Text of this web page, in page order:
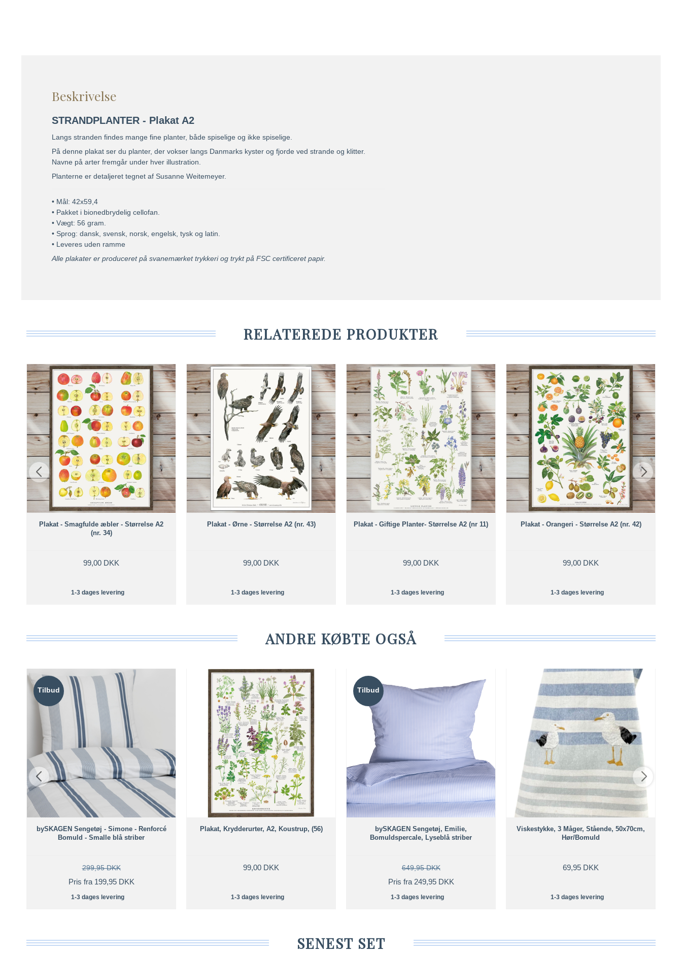
Beskrivelse
STRANDPLANTER - Plakat A2
Langs stranden findes mange fine planter, både spiselige og ikke spiselige.
På denne plakat ser du planter, der vokser langs Danmarks kyster og fjorde ved strande og klitter.
Navne på arter fremgår under hver illustration.
Planterne er detaljeret tegnet af Susanne Weitemeyer.
• Mål: 42x59,4
• Pakket i bionedbrydelig cellofan.
• Vægt: 56 gram.
• Sprog: dansk, svensk, norsk, engelsk, tysk og latin.
• Leveres uden ramme
Alle plakater er produceret på svanemærket trykkeri og trykt på FSC certificeret papir.
RELATEREDE PRODUKTER
Plakat - Smagfulde æbler - Størrelse A2
(nr. 34)
99,00 DKK
1-3 dages levering
Plakat - Ørne - Størrelse A2 (nr. 43)
99,00 DKK
1-3 dages levering
Plakat - Giftige Planter- Størrelse A2 (nr 11)
99,00 DKK
1-3 dages levering
Plakat - Orangeri - Størrelse A2 (nr. 42)
99,00 DKK
1-3 dages levering
ANDRE KØBTE OGSÅ
Tilbud
bySKAGEN Sengetøj - Simone - Renforcé
Bomuld - Smalle blå striber
299,95 DKK
Pris fra 199,95 DKK
1-3 dages levering
Plakat, Krydderurter, A2, Koustrup, (56)
99,00 DKK
1-3 dages levering
Tilbud
bySKAGEN Sengetøj, Emilie,
Bomuldspercale, Lyseblå striber
649,95 DKK
Pris fra 249,95 DKK
1-3 dages levering
Viskestykke, 3 Måger, Stående, 50x70cm,
Hør/Bomuld
69,95 DKK
1-3 dages levering
SENEST SET